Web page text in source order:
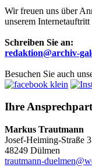
Wir freuen uns über
unserem
Schreiben Sie an:
redaktion@archiv-
Besuchen Sie auch
Ihre
Markus Trautmann
Josef-Heiming-Straße 3
48249 Dülmen
trautmann-